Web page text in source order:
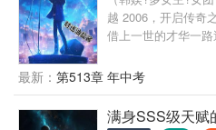
越 2006，开启传奇
借上一世的才华一
最新： 第513章 年中考
满身SSS级天赋